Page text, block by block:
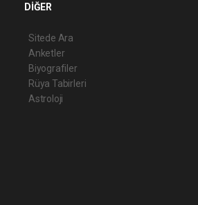
DİĞER
Sitede Ara
Anketler
Biyografiler
Rüya Tabirleri
Astroloji